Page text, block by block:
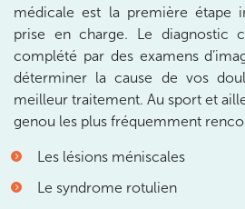
médicale est la première étape
prise en charge. Le diagnostic
complété par des examens
déterminer la cause de vos
meilleur traitement. Au sport et
genou les plus fréquemment
Les lésions méniscales
Le syndrome rotulien
Prenez RDV sur
Prenez RDV sur
IK CHÂTENAY-MALABRY
380 Av. de la Division
Châtenay-Malabry